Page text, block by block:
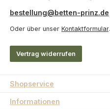
bestellung@betten-prinz.de
Oder über unser Kontaktformular.
Vertrag widerrufen
Shopservice
Informationen